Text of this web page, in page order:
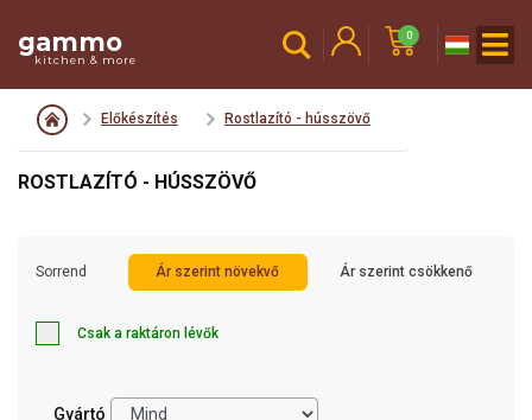
gammo
kitchen & more
0
Előkészítés Rostlazító - hússzövő
ROSTLAZÍTÓ - HÚSSZÖVŐ
Sorrend Ár szerint növekvő Ár szerint csökkenő
Csak a raktáron lévők
Gyártó